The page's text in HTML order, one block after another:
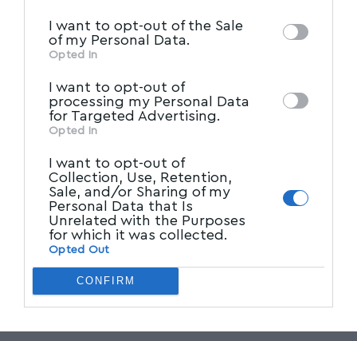
Participantsthat may further disclose it to
other third parties.
I want to opt-out of the Sale
of my Personal Data.
Opted In
I want to opt-out of
processing my Personal Data
for Targeted Advertising.
Opted In
I want to opt-out of
Collection, Use, Retention,
Sale, and/or Sharing of my
Personal Data that Is
Unrelated with the Purposes
for which it was collected.
Opted Out
CONFIRM
Ακολουθήστε το myvolos.net στο
Google News και μάθετε πρώτοι όλες
τις ειδήσεις.
Ακολουθήστε μας στο επίσημο κανάλι
του Myvolos.net στο Youtube